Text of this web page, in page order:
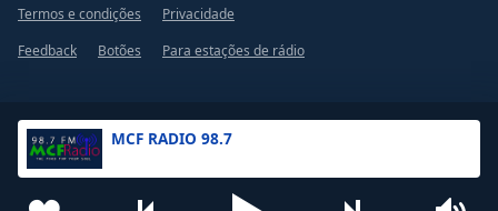
MCF RADIO 98.7
Termos e condições
Privacidade
Feedback
Botões Para estações de rádio